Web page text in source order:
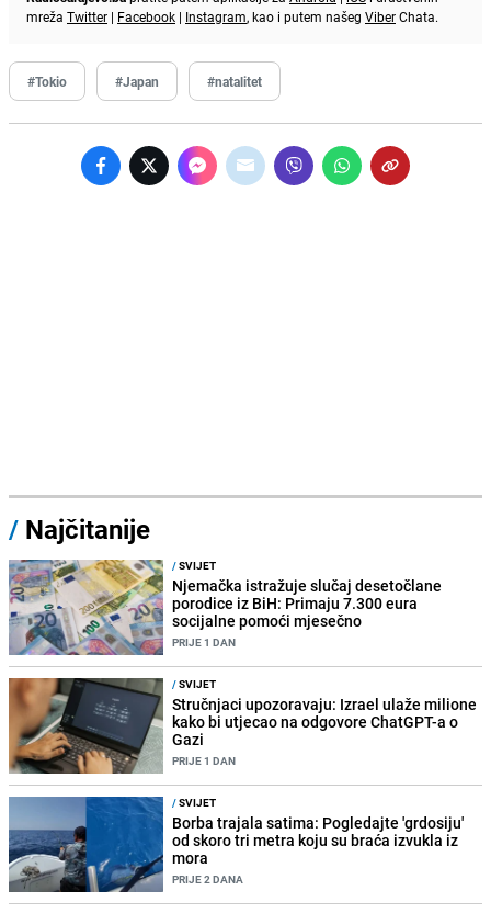
mreža Twitter | Facebook | Instagram, kao i putem našeg ViberChata.
#Tokio #Japan #natalitet
/ Najčitanije
/SVIJET
Njemačka istražuje slučaj desetočlane
porodice iz BiH: Primaju 7.300 eura
socijalne pomoći mjesečno
PRIJE 1 DAN
/SVIJET
Stručnjaci upozoravaju: Izrael ulaže milione
kako bi utjecao na odgovore ChatGPT-a o
Gazi
PRIJE 1 DAN
/SVIJET
Borba trajala satima: Pogledajte 'grdosiju'
od skoro tri metra koju su braća izvukla iz
mora
PRIJE 2 DANA